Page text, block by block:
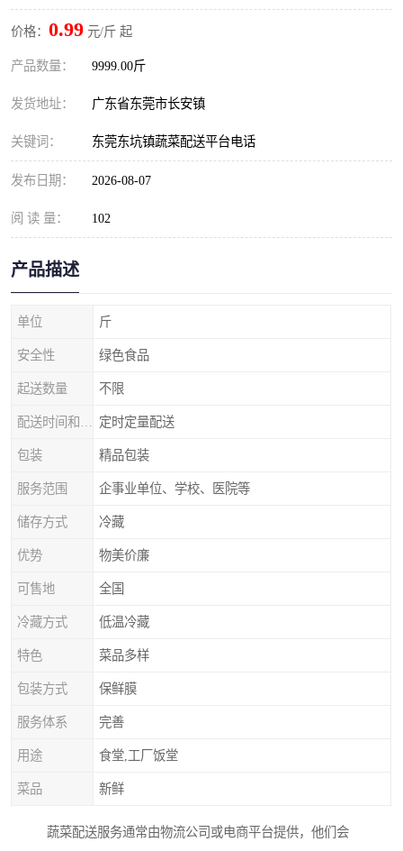
价格： 0.99 元/斤 起
产品数量： 9999.00斤
发货地址： 广东省东莞市长安镇
关键词： 东莞东坑镇蔬菜配送平台电话
发布日期： 2026-08-07
阅 读 量： 102
产品描述
单位 斤
安全性 绿色食品
起送数量 不限
定时定量配送
包装 精品包装
服务范围 企事业单位、学校、医院等
储存方式 冷藏
优势 物美价廉
可售地 全国
冷藏方式 低温冷藏
特色 菜品多样
包装方式 保鲜膜
服务体系 完善
用途 食堂,工厂饭堂
菜品 新鲜
蔬菜配送服务通常由物流公司或电商平台提供，他们会